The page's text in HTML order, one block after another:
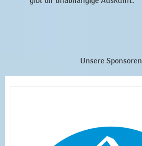
Unsere Sponsoren